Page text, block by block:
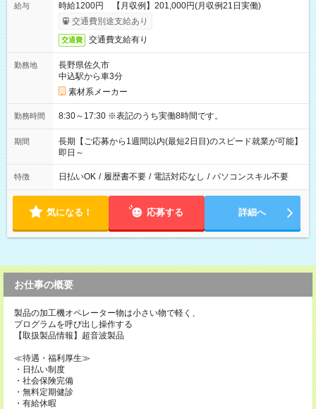
給与
時給1200円 【月収例】201,000円(月収例21日実働)
交通費別途支給あり
交通費 交通費支給有り
勤務地
長野県佐久市
中込駅から車3分
素材系メーカー
勤務時間 8:30～17:30 ※表記のうち実働8時間です。
期間
長期【ご応募から1週間以内(最短2日目)のスピード就業が可能】
即日～
特徴 日払いOK / 履歴書不要 / 電話対応なし / パソコンスキル不要
気になる！ 応募する 詳細へ
お仕事の概要
製品の加工機オペレーター物は小さい物で軽く、
プログラムを呼び出し操作する
【取扱製品情報】超音波製品
≪待遇・福利厚生≫
・日払い制度
・社会保険完備
・無料定期健診
・有給休暇